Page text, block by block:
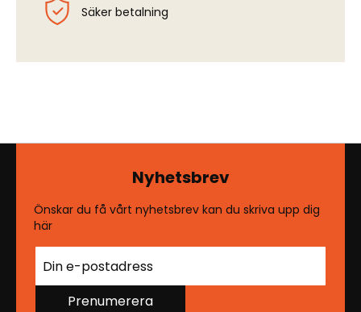
Säker betalning
Nyhetsbrev
Önskar du få vårt nyhetsbrev kan du skriva upp dig
här
Prenumerera